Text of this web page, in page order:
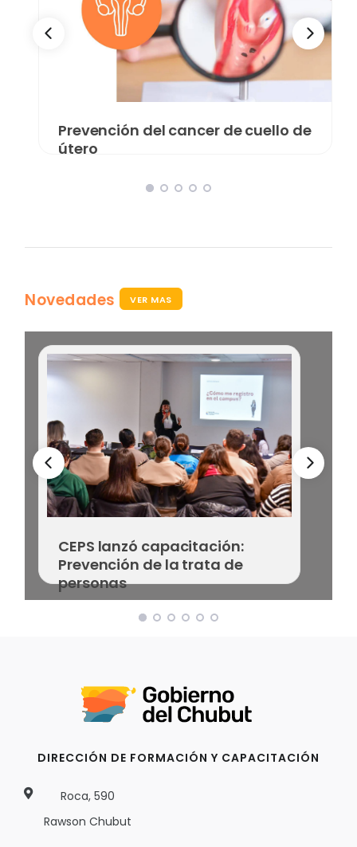
Prevención del cancer de cuello de
útero
Novedades VER MAS
CEPS lanzó capacitación:
Prevención de la trata de
personas
DIRECCIÓN DE FORMACIÓN Y CAPACITACIÓN
Roca, 590
Rawson Chubut